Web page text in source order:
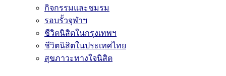
กิจกรรมและชมรม
รอบรั้วจุฬาฯ
ชีวิตนิสิตในกรุงเทพฯ
ชีวิตนิสิตในประเทศไทย
สุขภาวะทางใจนิสิต